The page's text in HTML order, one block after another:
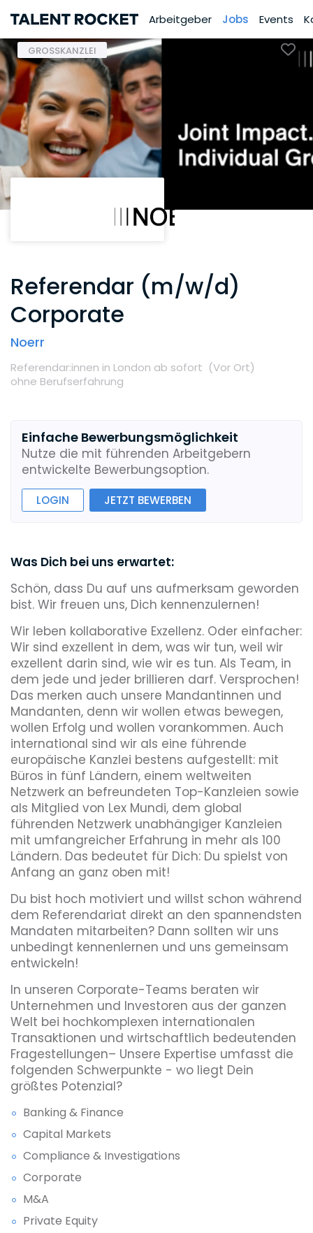
Arbeitgeber Jobs Events
GROSSKANZLEI
Referendar (m/w/d)
Corporate
Noerr
Referendar:innen in London ab sofort (Vor Ort)
ohne Berufserfahrung
Einfache Bewerbungsmöglichkeit
Nutze die mit führenden Arbeitgebern
entwickelte Bewerbungsoption.
LOGIN JETZT BEWERBEN
Was Dich bei uns erwartet:
Schön, dass Du auf uns aufmerksam geworden
bist. Wir freuen uns, Dich kennenzulernen!
Wir leben kollaborative Exzellenz. Oder einfacher:
Wir sind exzellent in dem, was wir tun, weil wir
exzellent darin sind, wie wir es tun. Als Team, in
dem jede und jeder brillieren darf. Versprochen!
Das merken auch unsere Mandantinnen und
Mandanten, denn wir wollen etwas bewegen,
wollen Erfolg und wollen vorankommen. Auch
international sind wir als eine führende
europäische Kanzlei bestens aufgestellt: mit
Büros in fünf Ländern, einem weltweiten
Netzwerk an befreundeten Top-Kanzleien sowie
als Mitglied von Lex Mundi, dem global
führenden Netzwerk unabhängiger Kanzleien
mit umfangreicher Erfahrung in mehr als 100
Ländern. Das bedeutet für Dich: Du spielst von
Anfang an ganz oben mit!
Du bist hoch motiviert und willst schon während
dem Referendariat direkt an den spannendsten
Mandaten mitarbeiten? Dann sollten wir uns
unbedingt kennenlernen und uns gemeinsam
entwickeln!
In unseren Corporate-Teams beraten wir
Unternehmen und Investoren aus der ganzen
Welt bei hochkomplexen internationalen
Transaktionen und wirtschaftlich bedeutenden
Fragestellungen– Unsere Expertise umfasst die
folgenden Schwerpunkte - wo liegt Dein
größtes Potenzial?
Banking & Finance
Capital Markets
Compliance & Investigations
Corporate
M&A
Private Equity